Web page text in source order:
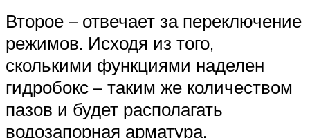
Второе – отвечает за переключение
режимов. Исходя из того,
сколькими функциями наделен
гидробокс – таким же количеством
пазов и будет располагать
водозапорная арматура.